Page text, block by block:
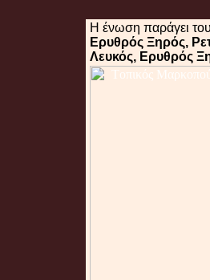
H ένωση παράγει
Eρυθρός Ξηρός,
Λευκός, Eρυθρός